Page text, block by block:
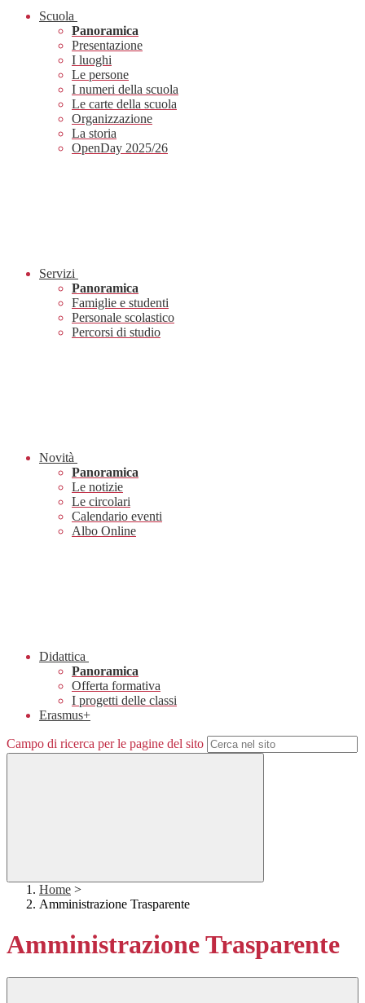
Scuola
Panoramica
Presentazione
I luoghi
Le persone
I numeri della scuola
Le carte della scuola
Organizzazione
La storia
OpenDay 2025/26
Servizi
Panoramica
Famiglie e studenti
Personale scolastico
Percorsi di studio
Novità
Panoramica
Le notizie
Le circolari
Calendario eventi
Albo Online
Didattica
Panoramica
Offerta formativa
I progetti delle classi
Erasmus+
Campo di ricerca per le pagine del sito
Home >
Amministrazione Trasparente
Amministrazione Trasparente